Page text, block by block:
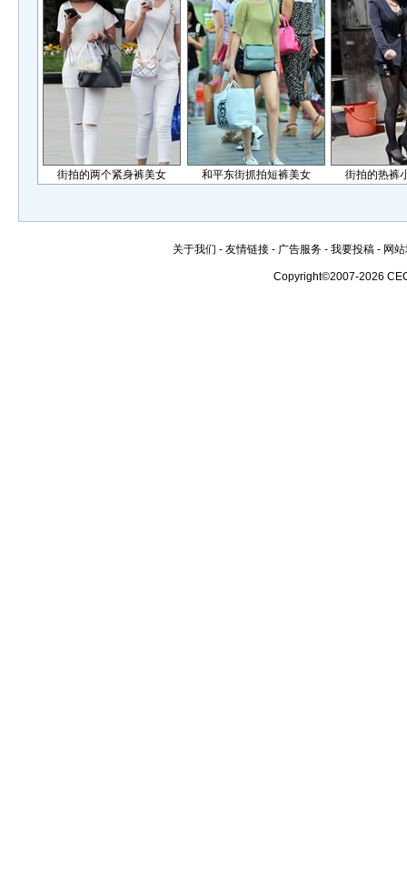
街拍的两个紧身裤美女 和平东街抓拍短裤美女 街拍的热裤
关于我们 - 友情链接 - 广告服务 - 我要投稿 - 网
Copyright©2007-2026